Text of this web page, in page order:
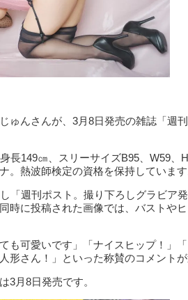
ゅんさんが、3月8日発売の雑誌「週
長149㎝、スリーサイズB95、W59、
。熱波師検定の資格を保持しています
「週刊ポスト。撮り下ろしグラビア
時に投稿された画像では、バストや
も可愛いです」「ナイスヒップ！」
形さん！」といった称賛のコメントが
3月8日発売です。